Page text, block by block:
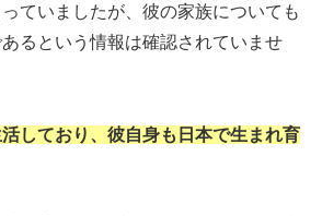
ていましたが、彼の家族についても
るという情報は確認されていませ
しており、彼自身も日本で生まれ育